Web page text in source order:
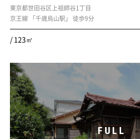
東京都世田谷区上祖師谷1丁目
京王線 「千歳烏山駅」 徒歩9分
/ 123㎡
FULL